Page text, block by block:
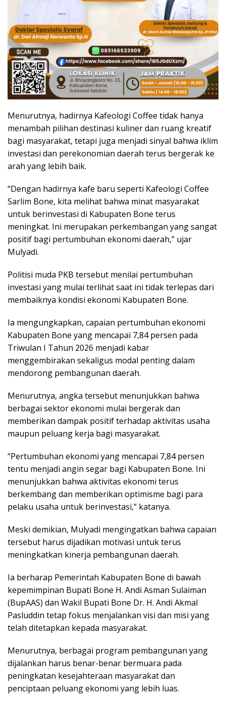
Menurutnya, hadirnya Kafeologi Coffee tidak hanya
menambah pilihan destinasi kuliner dan ruang kreatif
bagi masyarakat, tetapi juga menjadi sinyal bahwa iklim
investasi dan perekonomian daerah terus bergerak ke
arah yang lebih baik.
“Dengan hadirnya kafe baru seperti Kafeologi Coffee
Sarlim Bone, kita melihat bahwa minat masyarakat
untuk berinvestasi di Kabupaten Bone terus
meningkat. Ini merupakan perkembangan yang sangat
positif bagi pertumbuhan ekonomi daerah,” ujar
Mulyadi.
Politisi muda PKB tersebut menilai pertumbuhan
investasi yang mulai terlihat saat ini tidak terlepas dari
membaiknya kondisi ekonomi Kabupaten Bone.
Ia mengungkapkan, capaian pertumbuhan ekonomi
Kabupaten Bone yang mencapai 7,84 persen pada
Triwulan I Tahun 2026 menjadi kabar
menggembirakan sekaligus modal penting dalam
mendorong pembangunan daerah.
Menurutnya, angka tersebut menunjukkan bahwa
berbagai sektor ekonomi mulai bergerak dan
memberikan dampak positif terhadap aktivitas usaha
maupun peluang kerja bagi masyarakat.
“Pertumbuhan ekonomi yang mencapai 7,84 persen
tentu menjadi angin segar bagi Kabupaten Bone. Ini
menunjukkan bahwa aktivitas ekonomi terus
berkembang dan memberikan optimisme bagi para
pelaku usaha untuk berinvestasi,” katanya.
Meski demikian, Mulyadi mengingatkan bahwa capaian
tersebut harus dijadikan motivasi untuk terus
meningkatkan kinerja pembangunan daerah.
Ia berharap Pemerintah Kabupaten Bone di bawah
kepemimpinan Bupati Bone H. Andi Asman Sulaiman
(BupAAS) dan Wakil Bupati Bone Dr. H. Andi Akmal
Pasluddin tetap fokus menjalankan visi dan misi yang
telah ditetapkan kepada masyarakat.
Menurutnya, berbagai program pembangunan yang
dijalankan harus benar-benar bermuara pada
peningkatan kesejahteraan masyarakat dan
penciptaan peluang ekonomi yang lebih luas.